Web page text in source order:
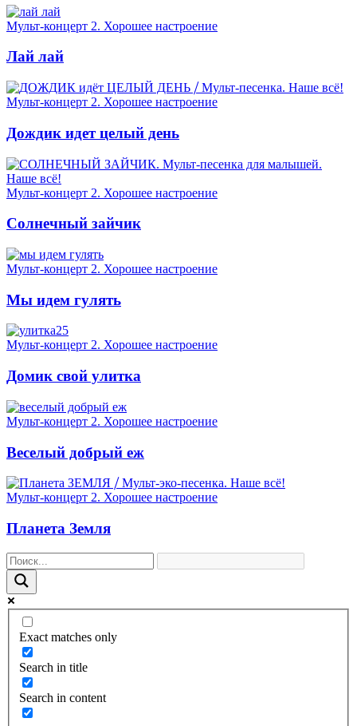
Мульт-концерт 2. Хорошее настроение
Лай лай
Мульт-концерт 2. Хорошее настроение
Дождик идет целый день
Мульт-концерт 2. Хорошее настроение
Солнечный зайчик
Мульт-концерт 2. Хорошее настроение
Мы идем гулять
Мульт-концерт 2. Хорошее настроение
Домик свой улитка
Мульт-концерт 2. Хорошее настроение
Веселый добрый еж
Мульт-концерт 2. Хорошее настроение
Планета Земля
Exact matches only
Search in title
Search in content